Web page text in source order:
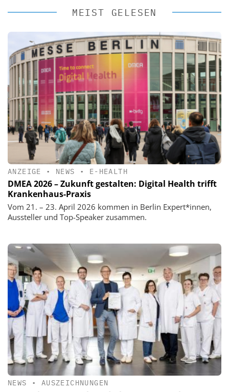
MEIST GELESEN
ANZEIGE • NEWS • E-HEALTH
DMEA 2026 – Zukunft gestalten: Digital Health trifft
Krankenhaus-Praxis
Vom 21. – 23. April 2026 kommen in Berlin Expert*innen,
Aussteller und Top-Speaker zusammen.
NEWS • AUSZEICHNUNGEN